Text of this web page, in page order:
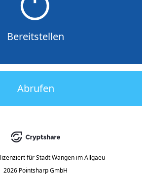
Bereitstellen
Abrufen
lizenziert für Stadt Wangen im Allgaeu
2026 Pointsharp GmbH